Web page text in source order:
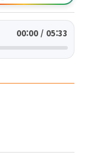
00:00 / 05:33